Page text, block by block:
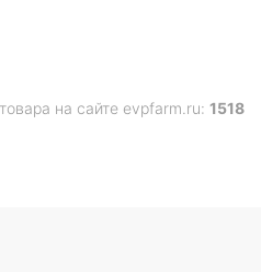
на сайте evpfarm.ru: 1518